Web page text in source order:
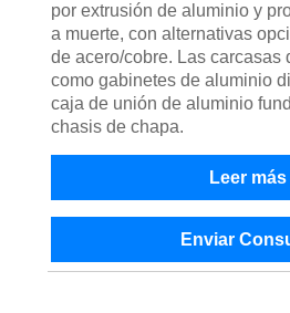
por extrusión de aluminio y
a muerte, con alternativas
de acero/cobre. Las carcasas
como gabinetes de aluminio
caja de unión de aluminio
chasis de chapa.
Leer más
Enviar